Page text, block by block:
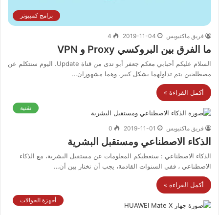
برامج كمبيوتر
فريق ماكتيوبس 2019-11-04
4
ما الفرق بين البروكسي Proxy و VPN
السلام عليكم أحبابي معكم جعفر أبو ندى من قناة Update. اليوم سنتكلم عن
مصطلحين يتم تداولهما بشكل كبير، وهما مشهوران…
أكمل القراءة »
تقنية
فريق ماكتيوبس 2019-11-01
0
الذكاء الاصطناعي ومستقبل البشرية
الذكاء الاصطناعي : سنعطيكم المعلومات عن مستقبل البشرية، مع الذكاء
الاصطناعي ، ففي السنوات القادمة، يجب أن تختار بين أن…
أكمل القراءة »
أجهزة الجوالات